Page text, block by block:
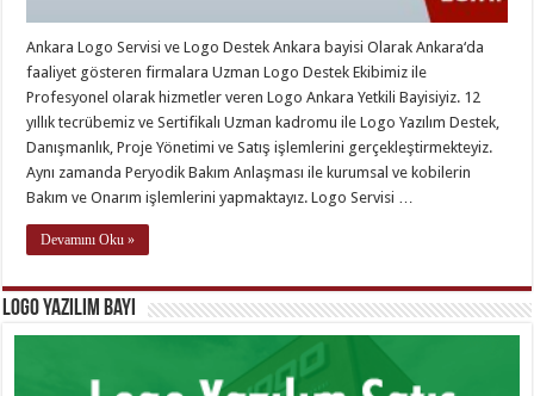
Ankara Logo Servisi ve Logo Destek Ankara bayisi Olarak Ankara‘da
faaliyet gösteren firmalara Uzman Logo Destek Ekibimiz ile
Profesyonel olarak hizmetler veren Logo Ankara Yetkili Bayisiyiz. 12
yıllık tecrübemiz ve Sertifikalı Uzman kadromu ile Logo Yazılım Destek,
Danışmanlık, Proje Yönetimi ve Satış işlemlerini gerçekleştirmekteyiz.
Aynı zamanda Peryodik Bakım Anlaşması ile kurumsal ve kobilerin
Bakım ve Onarım işlemlerini yapmaktayız. Logo Servisi …
Devamını Oku »
Logo Yazılım Bayi